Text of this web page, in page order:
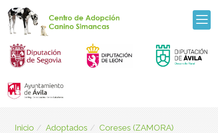
Inicio Adoptados Coreses (ZAMORA)